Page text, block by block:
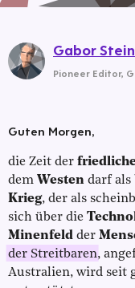
Guten Morgen,
die Zeit der
dem Westen darf als
Krieg, der als
sich über die
Minenfeld der
der Streitbaren,
Australien, wird seit
Gabor
Pioneer Editor,